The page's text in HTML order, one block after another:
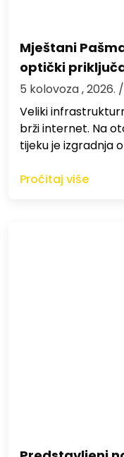
Mještani
optički
5 kolovoza , 2026.
Veliki
brži internet. Na
tijeku je izgradnja
Pročitaj više